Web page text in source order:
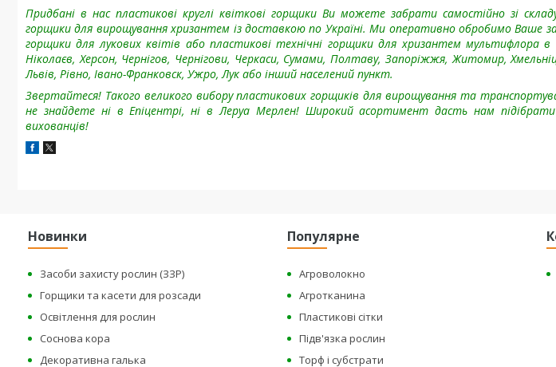
Придбані в нас пластикові круглі квіткові горщики Ви можете забрати самостійно зі
горщики для вирощування хризантем із доставкою по Україні. Ми оперативно обробимо Ваше
горщики для лукових квітів або пластикові технічні горщики для хризантем мультифлора в
Ніколаєв, Херсон, Чернігов, Чернігови, Черкаси, Сумами, Полтаву, Запоріжжя, Житомир,
Львів, Рівно, Івано-Франковск, Ужро, Лук або інший населений пункт.
Звертайтеся! Такого великого вибору пластикових горщиків для вирощування та
не знайдете ні в Епіцентрі, ні в Леруа Мерлен! Широкий асортимент дасть нам
вихованців!
Новинки
Засоби захисту рослин (ЗЗР)
Горщики та касети для розсади
Освітлення для рослин
Соснова кора
Декоративна галька
Популярне
Агроволокно
Агротканина
Пластикові сітки
Підв'язка рослин
Торф і субстрати